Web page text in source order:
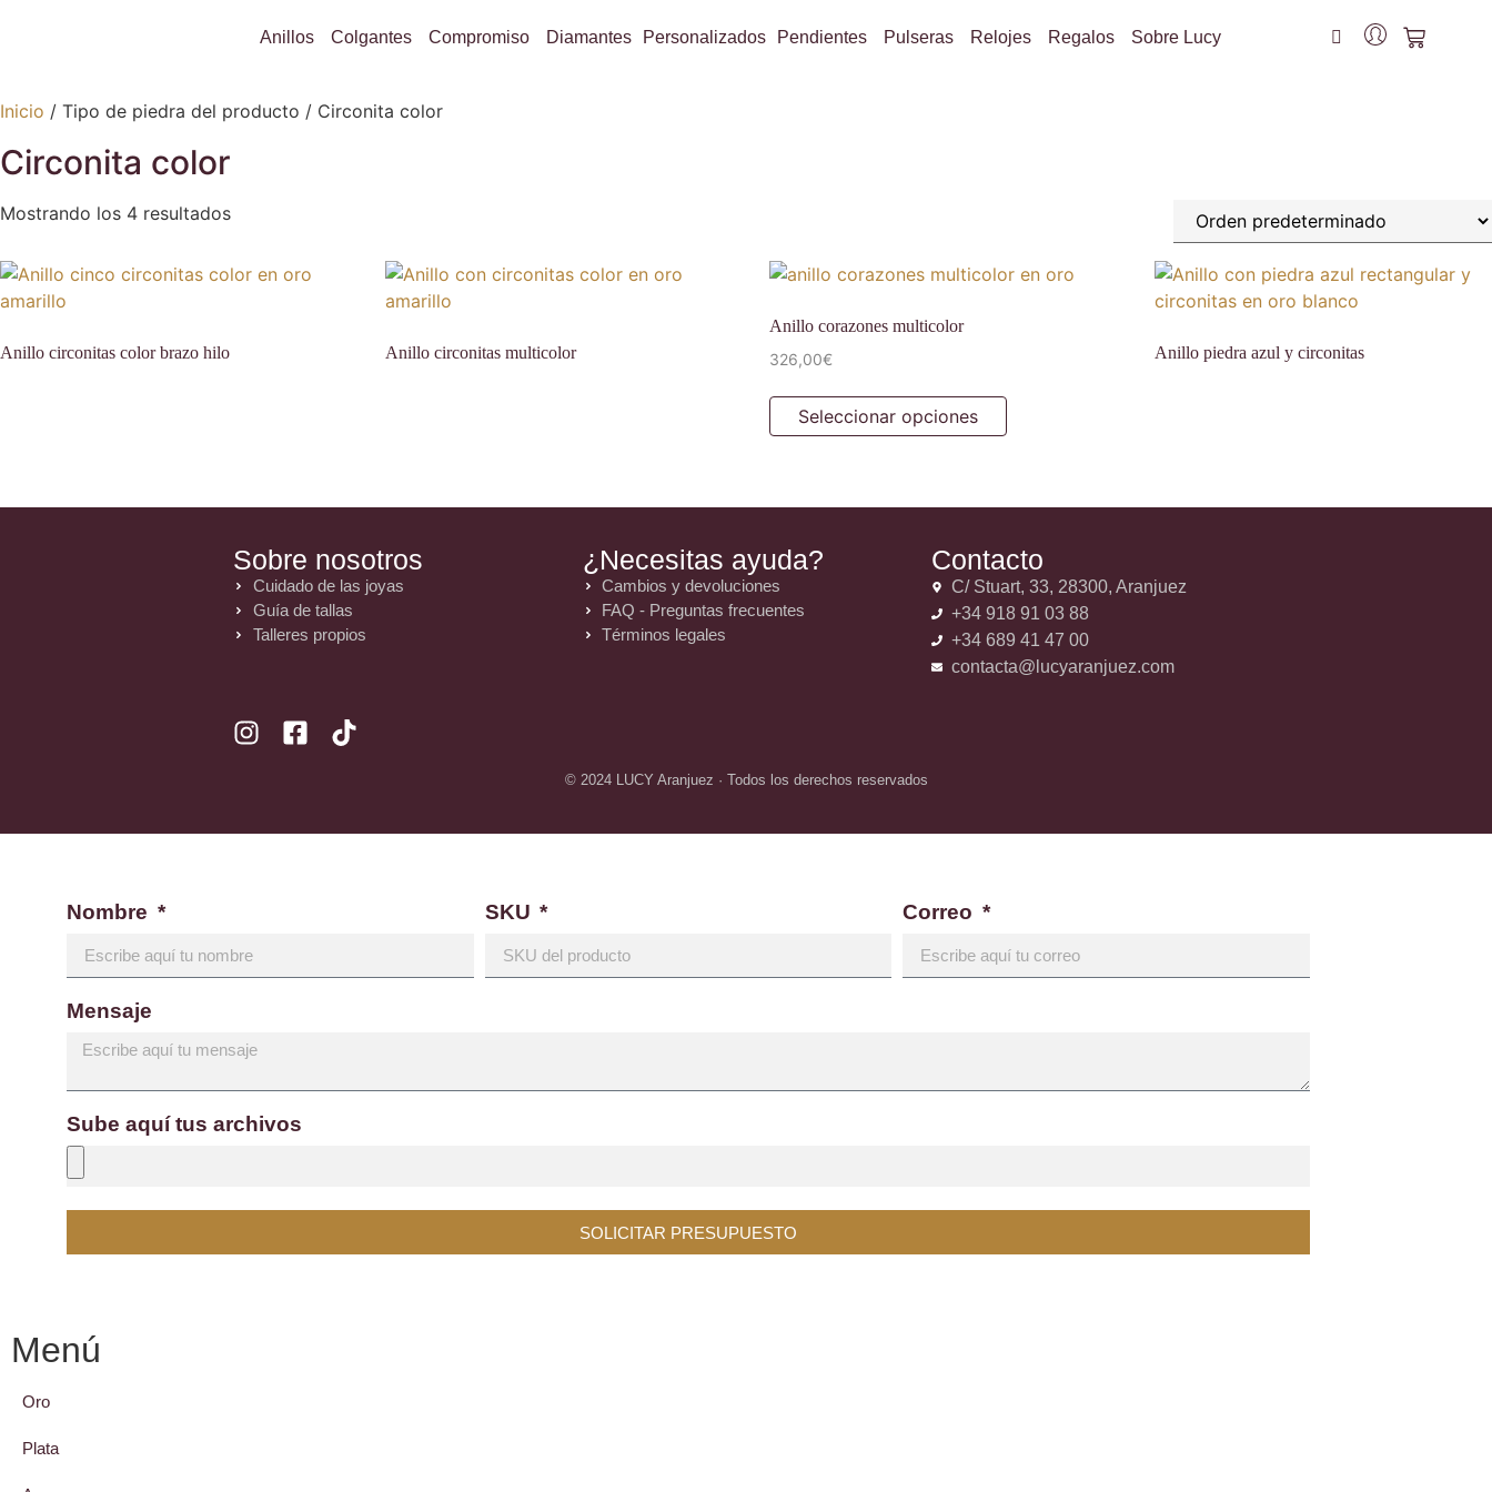
Anillos Colgantes Compromiso Diamantes Personalizados Pendientes Pulseras Relojes Regalos Sobre Lucy
Inicio / Tipo de piedra del producto / Circonita color
Circonita color
Mostrando los 4 resultados
Anillo circonitas color brazo hilo Anillo circonitas multicolor
Anillo corazones multicolor
326,00€
Seleccionar opciones
Anillo piedra azul y circonitas
Sobre nosotros
Cuidado de las joyas
Guía de tallas
Talleres propios
¿Necesitas ayuda?
Cambios y devoluciones
FAQ - Preguntas frecuentes
Términos legales
Contacto
C/ Stuart, 33, 28300, Aranjuez
+34 918 91 03 88
+34 689 41 47 00
contacta@lucyaranjuez.com
© 2024 LUCY Aranjuez · Todos los derechos reservados
Nombre SKU Correo
Mensaje
Sube aquí tus archivos
SOLICITAR PRESUPUESTO
Menú
Oro
Plata